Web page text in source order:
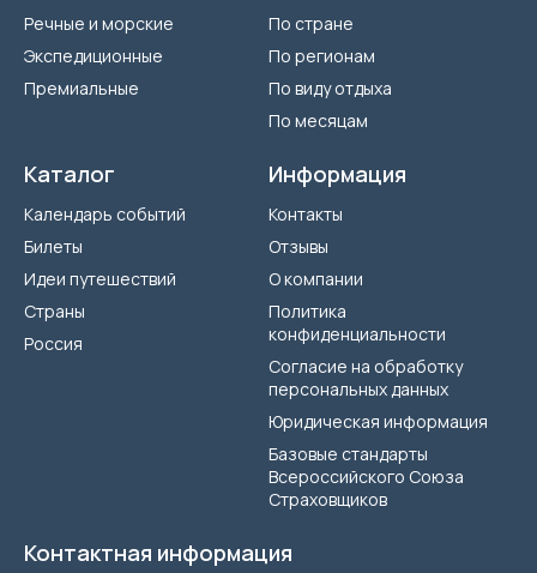
Речные и морские
Экспедиционные
Премиальные
По стране
По регионам
По виду отдыха
По месяцам
Каталог
Календарь событий
Билеты
Идеи путешествий
Страны
Россия
Информация
Контакты
Отзывы
О компании
Политика
конфиденциальности
Согласие на обработку
персональных данных
Юридическая информация
Базовые стандарты
Всероссийского Союза
Страховщиков
Контактная информация